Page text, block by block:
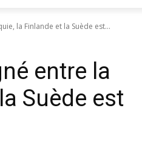
la Finlande et la Suède est...
entre la
Suède est